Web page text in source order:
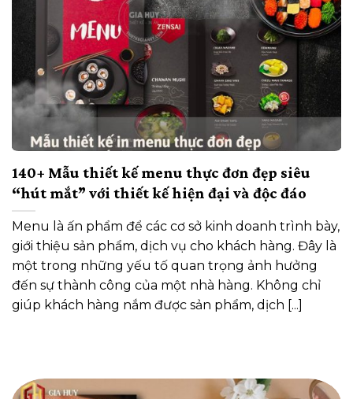
140+ Mẫu thiết kế menu thực đơn đẹp siêu
“hút mắt” với thiết kế hiện đại và độc đáo
Menu là ấn phẩm để các cơ sở kinh doanh trình bày,
giới thiệu sản phẩm, dịch vụ cho khách hàng. Đây là
một trong những yếu tố quan trọng ảnh hưởng
đến sự thành công của một nhà hàng. Không chỉ
giúp khách hàng nắm được sản phẩm, dịch [...]